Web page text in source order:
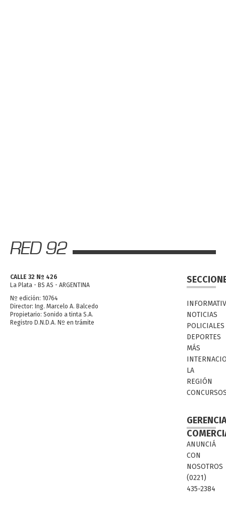
CALLE 32 Nº 426
La Plata - BS AS - ARGENTINA
Nº edición: 10764
Director: Ing. Marcelo A. Balcedo
Propietario: Sonido a tinta S.A.
Registro D.N.D.A. Nº en trámite
NOTICIAS
POLICIALES
DEPORTES
MÁS
LA
REGIÓN
ANUNCIÁ
CON
NOSOTROS
(0221)
435-2384